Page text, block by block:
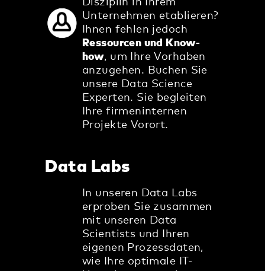
Disziplin in Ihrem
Unternehmen etablieren?
Ihnen fehlen jedoch
Ressourcen und Know-
how, um Ihre Vorhaben
anzugehen. Buchen Sie
unsere Data Science
Experten. Sie begleiten
Ihre firmeninternen
Projekte Vorort.
Data Labs
In unseren Data Labs
erproben Sie zusammen
mit unseren Data
Scientists und Ihren
eigenen Prozessdaten,
wie Ihre optimale IT-